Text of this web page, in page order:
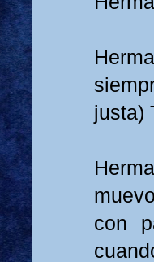
justa)
con